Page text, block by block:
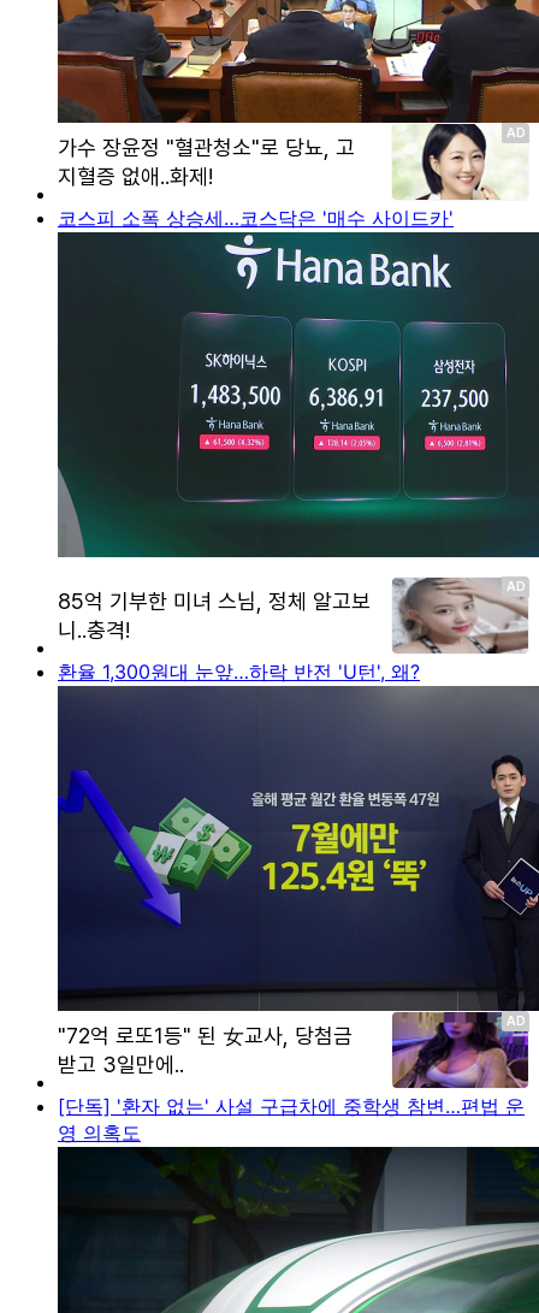
코스피 소폭 상승세…코스닥은 '매수 사이드카'
환율 1,300원대 눈앞…하락 반전 'U턴', 왜?
[단독] '환자 없는' 사설 구급차에 중학생 참변…편법 운
영 의혹도